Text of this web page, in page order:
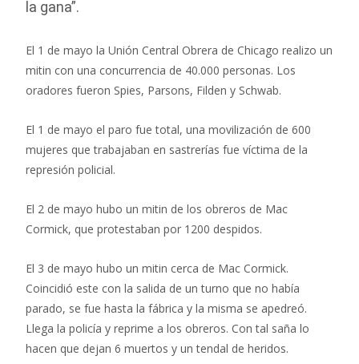
la gana”.
El 1 de mayo la Unión Central Obrera de Chicago realizo un
mitin con una concurrencia de 40.000 personas. Los
oradores fueron Spies, Parsons, Filden y Schwab.
El 1 de mayo el paro fue total, una movilización de 600
mujeres que trabajaban en sastrerías fue víctima de la
represión policial.
El 2 de mayo hubo un mitin de los obreros de Mac
Cormick, que protestaban por 1200 despidos.
El 3 de mayo hubo un mitin cerca de Mac Cormick.
Coincidió este con la salida de un turno que no había
parado, se fue hasta la fábrica y la misma se apedreó.
Llega la policía y reprime a los obreros. Con tal saña lo
hacen que dejan 6 muertos y un tendal de heridos.